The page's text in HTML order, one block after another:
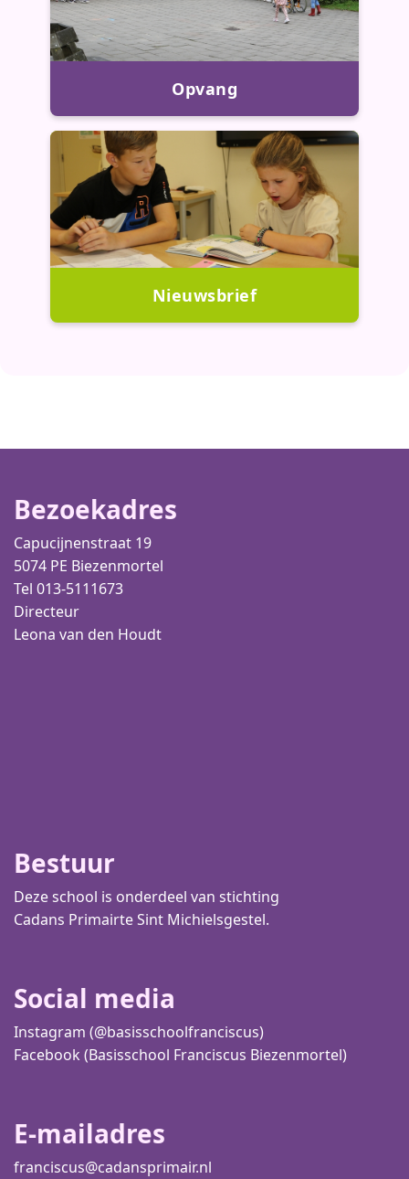
Opvang
Nieuwsbrief
Bezoekadres
Capucijnenstraat 19
5074 PE Biezenmortel
Tel 013-5111673
Directeur
Leona van den Houdt
Bestuur
Deze school is onderdeel van stichting
Cadans Primairte Sint Michielsgestel.
Social media
Instagram (@basisschoolfranciscus)
Facebook (Basisschool Franciscus Biezenmortel)
E-mailadres
franciscus@cadansprimair.nl